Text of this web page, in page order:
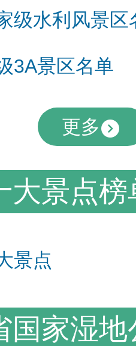
级水利风景区
3A景区名单
更多
大景点榜
景点
国家湿